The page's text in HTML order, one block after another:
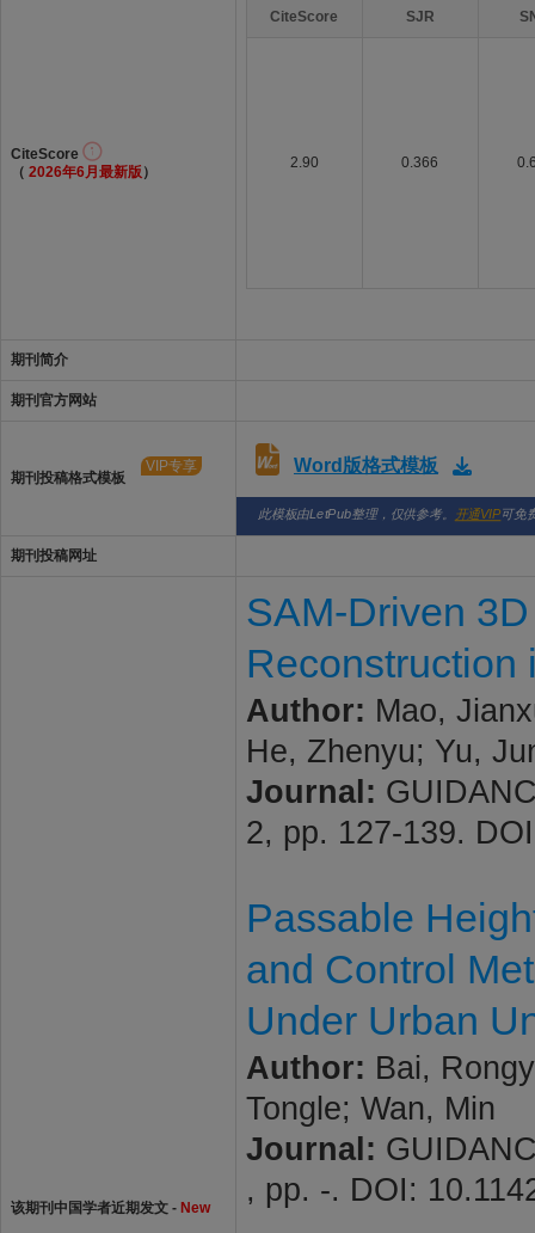
CiteScore
（ 2026年6月最新版 ）
CiteScore SJR
2.90 0.366
期刊简介
期刊官方网站
期刊投稿格式模板
VIP专享 Word版格式模板
此模板由LetPub整理，仅供参考。 开通VIP可免
期刊投稿网址
该期刊中国学者近期发文 - New
SAM-Driven
Reconstruction
Author: Mao,
He, Zhenyu; Yu,
Journal:
2, pp. 127-139.
Passable
and Control
Under Urban
Author: Bai,
Tongle; Wan, Min
Journal:
, pp. -. DOI: